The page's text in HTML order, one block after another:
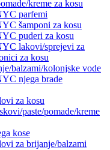
kreme za kosu
parfemi
šamponi za kosu
puderi za kosu
lakovi/sprejevi za
za kosu
balzami/kolonjske vode
njega brade
za kosu
paste/pomade/kreme
kose
za brijanje/balzami